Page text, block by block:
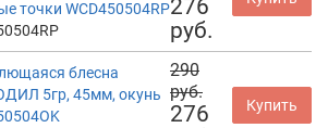
точки WCD450504RP276
руб.
блесна
5гр, 45мм, окунь
290
руб.
276
Купить